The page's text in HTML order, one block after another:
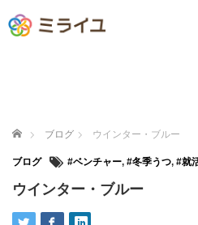
ホーム ブログ ウインター・ブルー
ブログ #ベンチャー, #冬季うつ, #就
ウインター・ブルー